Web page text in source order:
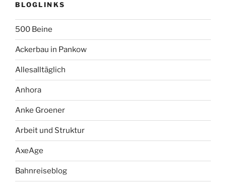
BLOGLINKS
500 Beine
Ackerbau in Pankow
Allesalltäglich
Anhora
Anke Groener
Arbeit und Struktur
AxeAge
Bahnreiseblog